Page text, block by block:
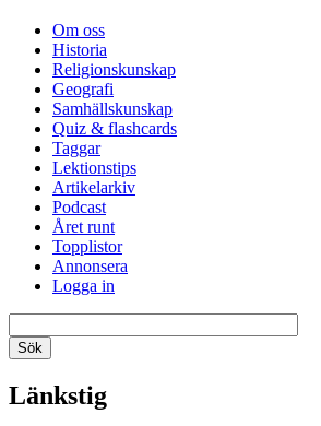
Om oss
Historia
Religionskunskap
Geografi
Samhällskunskap
Quiz & flashcards
Taggar
Lektionstips
Artikelarkiv
Podcast
Året runt
Topplistor
Annonsera
Logga in
Länkstig